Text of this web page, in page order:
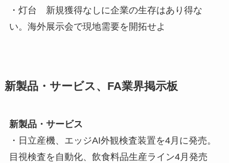
・灯台 新規獲得なしに企業の生存はあり得な
い。海外展示会で現地需要を開拓せよ
新製品・サービス、FA業界掲示板
新製品・サービス
・日立産機、エッジAI外観検査装置を4月に発売。
目視検査を自動化、飲食料品生産ライン4月発売